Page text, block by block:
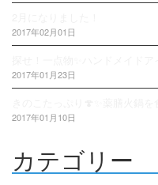
2017年02月01日
2017年01月23日
2017年01月10日
カテゴリー